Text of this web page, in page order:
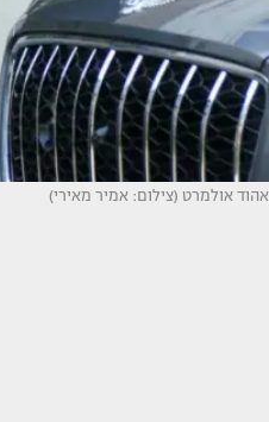
אהוד אולמרט (צילום: אמיר מאירי)